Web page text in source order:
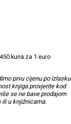
kuna za 1 euro
prvu cijenu po izlasku
knjiga provjerite kod
se ne bave prodajom
ili u knjižnicama.